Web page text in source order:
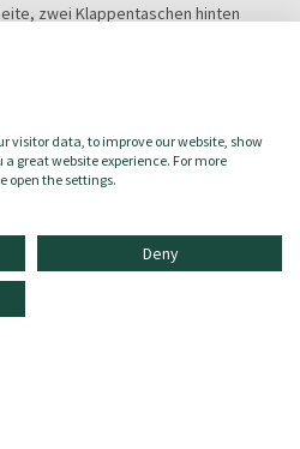
visitor data, to improve our website, show
great website experience. For more
open the settings.
Deny
zwei Klappentaschen hinten
95%, Elastan 5%